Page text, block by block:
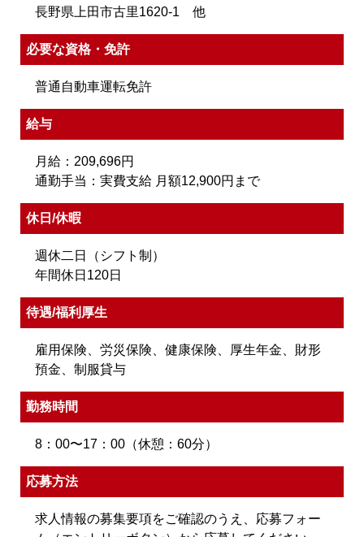
長野県上田市古里1620-1 他
必要な資格・免許
普通自動車運転免許
給与
月給：209,696円
通勤手当：実費支給 月額12,900円まで
休日/休暇
週休二日（シフト制）
年間休日120日
待遇/福利厚生
雇用保険、労災保険、健康保険、厚生年金、財形
預金、制服貸与
勤務時間
8：00〜17：00（休憩：60分）
応募方法
求人情報の募集要項をご確認のうえ、応募フォー